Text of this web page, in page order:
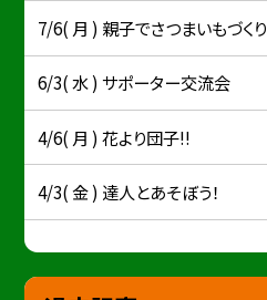
7/6( 月 ) 親子でさつまいもづくり
6/3( 水 ) サポーター交流会
4/6( 月 ) 花より団子!!
4/3( 金 ) 達人とあそぼう！